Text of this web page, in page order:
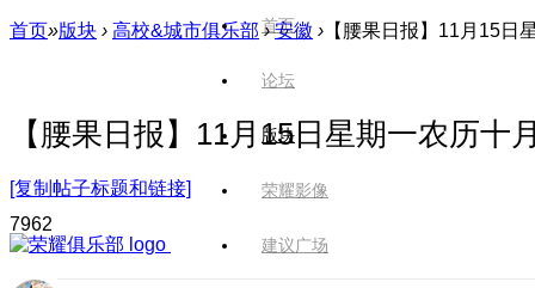
首页
论坛
版块
荣耀影像
建议广场
首页»版块 › 高校&城市俱乐部 › 安徽 › 【腰果日报】11月15日
【腰果日报】11月15日星期一农历十
[复制帖子标题和链接]
7962